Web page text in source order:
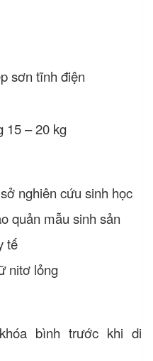
sơn tĩnh điện
15 – 20 kg
nghiên cứu sinh học
quản mẫu sinh sản
tế
nitơ lỏng
bình trước khi di